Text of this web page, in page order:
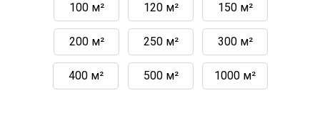
1000 м²
500 м²
400 м²
300 м²
100 м² 120 м² 150 м²
200 м² 250 м²